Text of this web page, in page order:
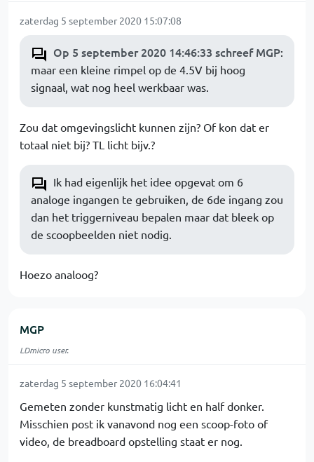
zaterdag 5 september 2020 15:07:08
Op 5 september 2020 14:46:33 schreef MGP:
maar een kleine rimpel op de 4.5V bij hoog
signaal, wat nog heel werkbaar was.
Zou dat omgevingslicht kunnen zijn? Of kon dat er
totaal niet bij? TL licht bijv.?
Ik had eigenlijk het idee opgevat om 6
analoge ingangen te gebruiken, de 6de ingang zou
dan het triggerniveau bepalen maar dat bleek op
de scoopbeelden niet nodig.
Hoezo analoog?
MGP
LDmicro user.
zaterdag 5 september 2020 16:04:41
Gemeten zonder kunstmatig licht en half donker.
Misschien post ik vanavond nog een scoop-foto of
video, de breadboard opstelling staat er nog.